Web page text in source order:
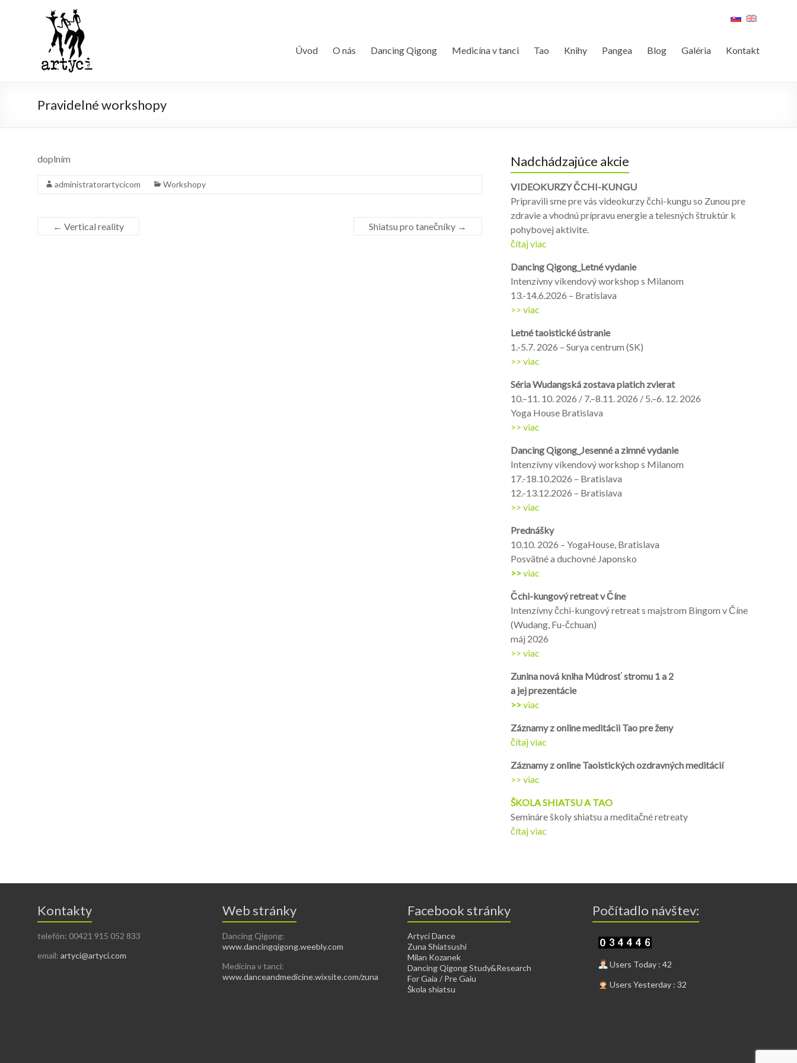
Úvod O nás Dancing Qigong Medicína v tanci Tao Knihy Pangea Blog Galéria Kontakt
Pravidelné workshopy
doplním
administratorartycicom Workshopy
← Vertical reality Shiatsu pro tanečníky →
Nadchádzajúce akcie
VIDEOKURZY ČCHI-KUNGU
Pripravili sme pre vás videokurzy čchi-kungu so Zunou pre
zdravie a vhodnú prípravu energie a telesných štruktúr k
pohybovej aktivite.
čítaj viac
Dancing Qigong_Letné vydanie
Intenzívny víkendový workshop s Milanom
13.-14.6.2026 – Bratislava
>> viac
Letné taoistické ústranie
1.-5.7. 2026 – Surya centrum (SK)
>> viac
Séria Wudangská zostava piatich zvierat
10.–11. 10. 2026 / 7.–8.11. 2026 / 5.–6. 12. 2026
Yoga House Bratislava
>> viac
Dancing Qigong_Jesenné a zimné vydanie
Intenzívny víkendový workshop s Milanom
17.-18.10.2026 – Bratislava
12.-13.12.2026 – Bratislava
>> viac
Prednášky
10.10. 2026 – YogaHouse, Bratislava
Posvätné a duchovné Japonsko
>>viac
Čchi-kungový retreat v Číne
Intenzívny čchi-kungový retreat s majstrom Bingom v Číne
(Wudang, Fu-čchuan)
máj 2026
>> viac
Zunina nová kniha Múdrosť stromu 1 a 2
a jej prezentácie
>>viac
Záznamy z online meditácii Tao pre ženy
čítaj viac
Záznamy z online Taoistických ozdravných meditácií
>> viac
ŠKOLA SHIATSU A TAO
Semináre školy shiatsu a meditačné retreaty
čítaj viac
Kontakty
telefón: 00421 915 052 833
email: artyci@artyci.com
Web stránky
Dancing Qigong:
www.dancingqigong.weebly.com
Medicína v tanci:
www.danceandmedicine.wixsite.com/zuna
Facebook stránky
Artyci Dance
Zuna Shiatsushi
Milan Kozanek
Dancing Qigong Study&Research
For Gaia / Pre Gaiu
Škola shiatsu
Počítadlo návštev:
Users Today : 42
Users Yesterday : 32